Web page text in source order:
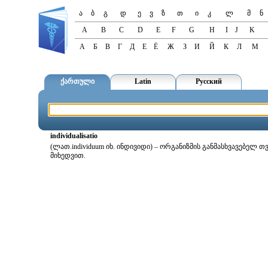
ა ბ გ დ ე ვ ზ თ ი კ ლ მ
ნ
A
B C D E F G H I J
K
А
Б В Г Д Е Ё Ж З И Й К Л М
ქართული Latin Русский
individualisatio
(ლათ.individuum იხ. ინდივიდი) – ორგანიზმის
მიხედვით.